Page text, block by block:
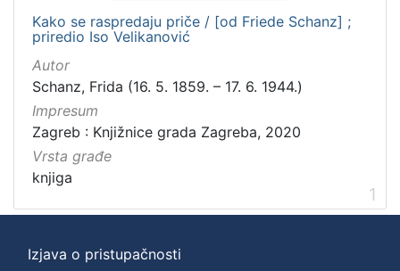
Kako se raspredaju priče / [od Friede Schanz] ;
priredio Iso Velikanović
Autor
Schanz, Frida (16. 5. 1859. – 17. 6. 1944.)
Impresum
Zagreb : Knjižnice grada Zagreba, 2020
Vrsta građe
knjiga
1
Izjava o pristupačnosti